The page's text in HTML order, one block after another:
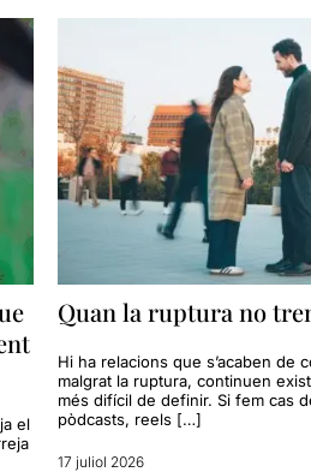
el
Quan la ruptura no
Hi ha relacions que s’acaben de
malgrat la ruptura, continuen
més difícil de definir. Si fem cas
pòdcasts, reels […]
17 juliol 2026